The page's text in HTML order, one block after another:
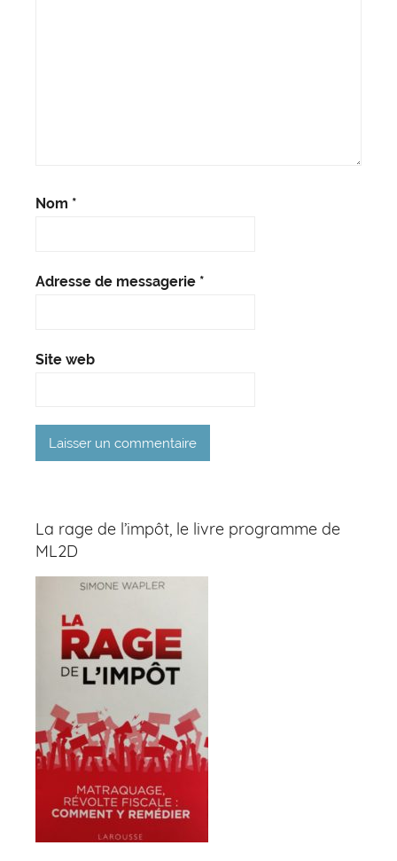
Nom *
Adresse de messagerie *
Site web
La rage de l’impôt, le livre programme de
ML2D